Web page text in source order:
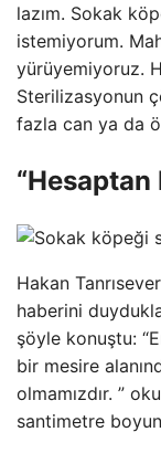
lazım. Sokak
istemiyorum.
yürüyemiyoruz.
Sterilizasyonun
fazla can ya da
Hakan
haberini
şöyle konuştu:
bir mesire
olmamızdır. ”
santimetre